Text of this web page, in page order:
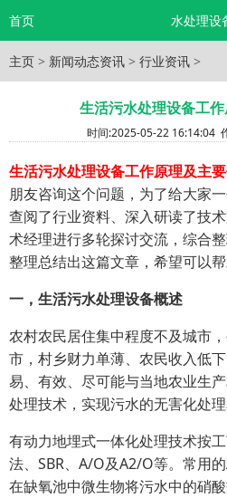
首页 水处理设
主页 > 新闻动态资讯 > 行业资讯 >
生活污水处理设备工
时间:2025-05-22 16:14:04
生活污水处理设备工作原理及主
朋友咨询这个问题，为了给大家
查阅了行业资料、深入研读了技
术经理进行多轮探讨交流，综合
整理总结出这篇文章，希望可以帮
一，生活污水处理设备概述
农村农民居住集中程度不及城市
市，村乡财力单薄、农民收入低
易、有效、尽可能与当地农业生
处理技术，实现污水的无害化处理
有动力地埋式一体化处理技术按
法、SBR、A/O及A2/O等。常用
在缺氧池中微生物将污水中的硝